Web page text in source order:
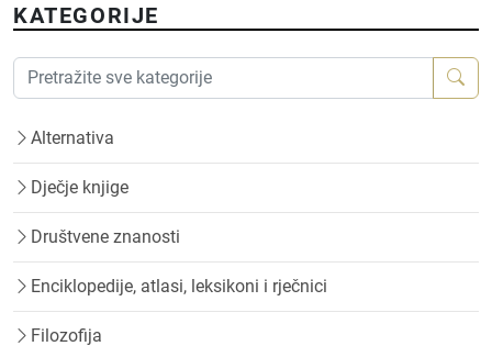
KATEGORIJE
Alternativa
Dječje knjige
Društvene znanosti
Enciklopedije, atlasi, leksikoni i rječnici
Filozofija